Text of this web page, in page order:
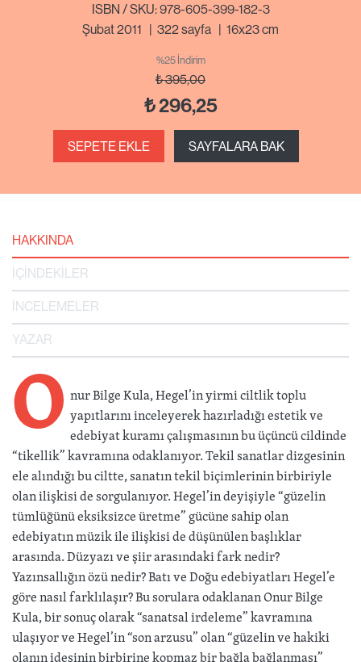
ISBN / SKU: 978-605-399-182-3
Şubat 2011 | 322sayfa | 16x23 cm
%25 İndirim
₺395,00
₺296,25
SEPETE EKLE SAYFALARA BAK
HAKKINDA
İÇİNDEKİLER
İNCELEMELER
YAZAR
Onur Bilge Kula, Hegel’in yirmi ciltlik toplu
yapıtlarını inceleyerek hazırladığı estetik ve
edebiyat kuramı çalışmasının bu üçüncü cildinde
“tikellik” kavramına odaklanıyor. Tekil sanatlar dizgesinin
ele alındığı bu ciltte, sanatın tekil biçimlerinin birbiriyle
olan ilişkisi de sorgulanıyor. Hegel’in deyişiyle “güzelin
tümlüğünü eksiksizce üretme” gücüne sahip olan
edebiyatın müzik ile ilişkisi de düşünülen başlıklar
arasında. Düzyazı ve şiir arasındaki fark nedir?
Yazınsallığın özü nedir? Batı ve Doğu edebiyatları Hegel’e
göre nasıl farklılaşır? Bu sorulara odaklanan Onur Bilge
Kula, bir sonuç olarak “sanatsal irdeleme” kavramına
ulaşıyor ve Hegel’in “son arzusu” olan “güzelin ve hakiki
olanın idesinin birbirine kopmaz bir bağla bağlanması”